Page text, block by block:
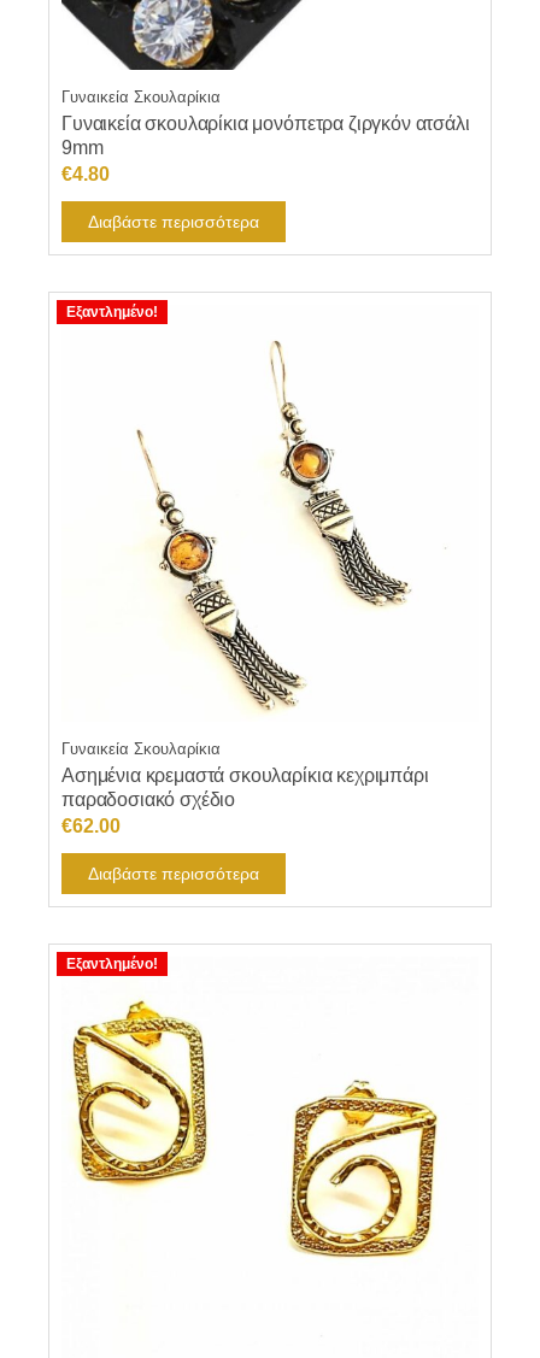
Γυναικεία Σκουλαρίκια
Γυναικεία σκουλαρίκια μονόπετρα ζιργκόν ατσάλι
9mm
€4.80
Διαβάστε περισσότερα
Εξαντλημένο!
Γυναικεία Σκουλαρίκια
Ασημένια κρεμαστά σκουλαρίκια κεχριμπάρι
παραδοσιακό σχέδιο
€62.00
Διαβάστε περισσότερα
Εξαντλημένο!